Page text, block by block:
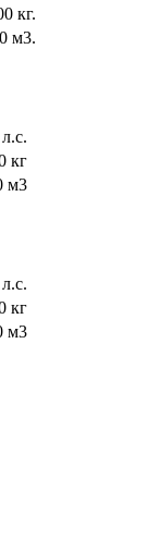
кг.
м3.
кг
м3
кг
м3